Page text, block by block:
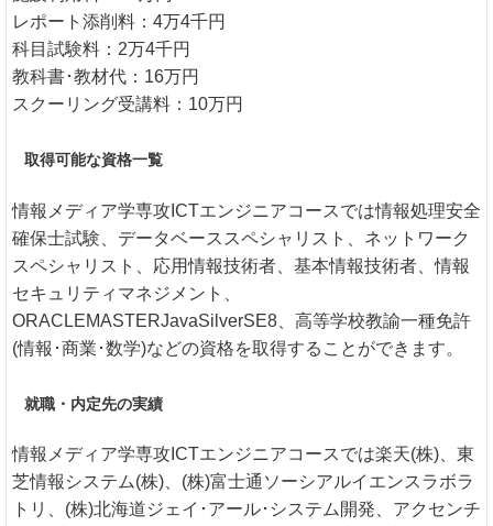
レポート添削料：4万4千円
科目試験料：2万4千円
教科書･教材代：16万円
スクーリング受講料：10万円
取得可能な資格一覧
情報メディア学専攻ICTエンジニアコースでは情報処理安全
確保士試験、データベーススペシャリスト、ネットワーク
スペシャリスト、応用情報技術者、基本情報技術者、情報
セキュリティマネジメント、
ORACLEMASTERJavaSilverSE8、高等学校教諭一種免許
(情報･商業･数学)などの資格を取得することができます。
就職・内定先の実績
情報メディア学専攻ICTエンジニアコースでは楽天(株)、東
芝情報システム(株)、(株)富士通ソーシアルイエンスラボラ
トリ、(株)北海道ジェイ･アール･システム開発、アクセンチ